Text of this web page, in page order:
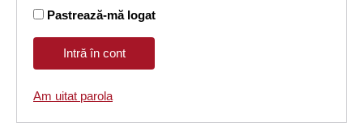
Pastrează-mă logat
Am uitat parola